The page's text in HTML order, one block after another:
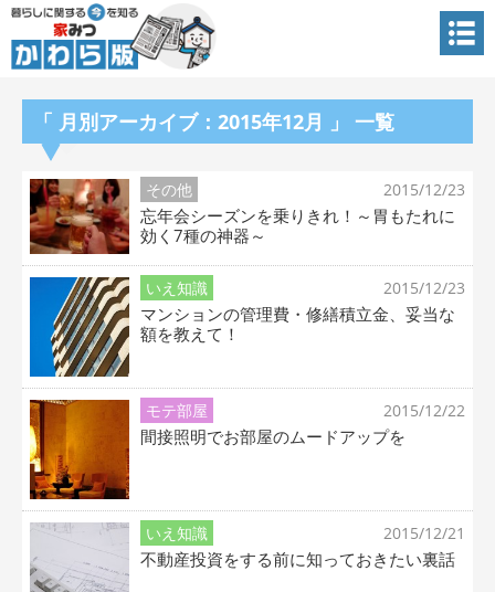
「 月別アーカイブ：2015年12月 」 一覧
その他 2015/12/23
忘年会シーズンを乗りきれ！～胃もたれに
効く7種の神器～
いえ知識 2015/12/23
マンションの管理費・修繕積立金、妥当な
額を教えて！
モテ部屋 2015/12/22
間接照明でお部屋のムードアップを
いえ知識 2015/12/21
不動産投資をする前に知っておきたい裏話